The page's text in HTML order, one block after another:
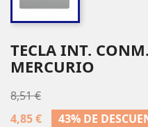
TECLA INT.
MERCURIO
8,51 €
4,85 €
43% DE